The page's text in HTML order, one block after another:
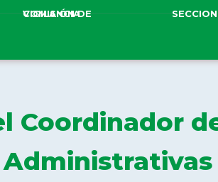
COMISIÓN DE VIGILANCIA
Coordinador